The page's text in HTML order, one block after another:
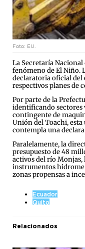
Foto: EU.
La Secretaría
fenómeno de El Niño.
declaratoria oficial del
respectivos planes de
Por parte de la
identificando sectores
contingente de
Unión del Toachi,
contempla una
Paralelamente, la
presupuesto de 48
activos del río Monjas,
instrumentos
zonas propensas a
Ecuador
Quito
Relacionados